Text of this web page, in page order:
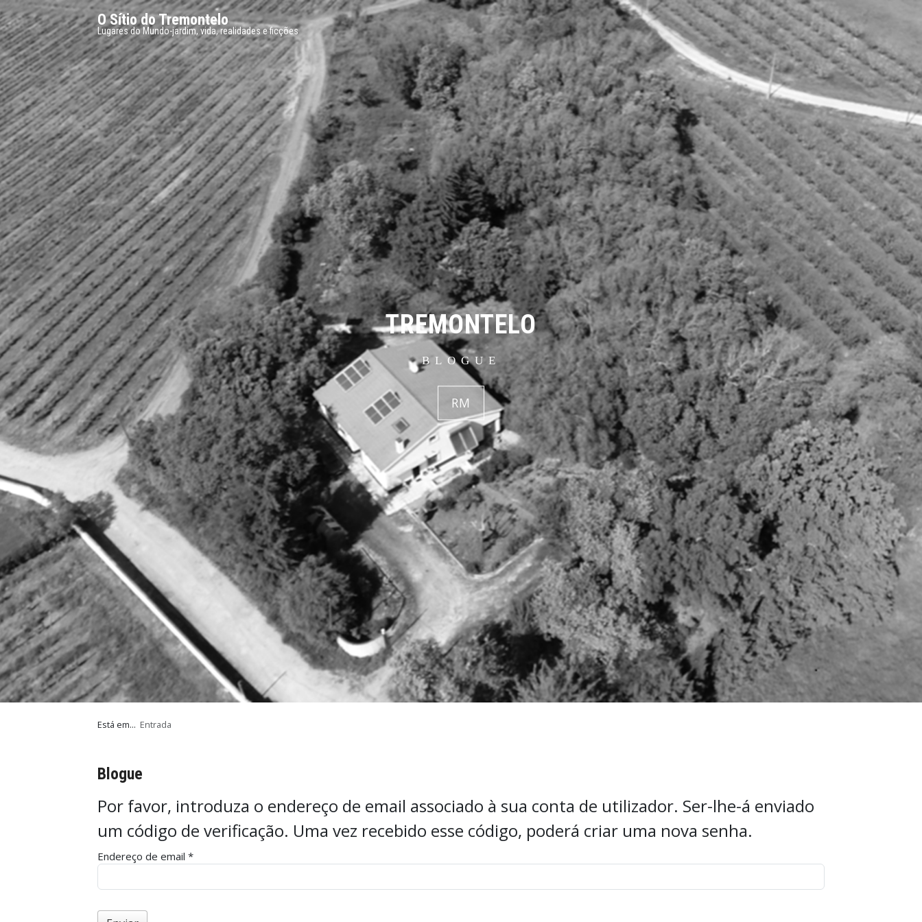
O Sítio do Tremontelo
Lugares do Mundo-jardim, vida, realidades e ficções
TREMONTELO
BLOGUE
RM
Está em... Entrada
Blogue
Por favor, introduza o endereço de email associado à sua conta de utilizador. Ser-lhe-á enviado
um código de verificação. Uma vez recebido esse código, poderá criar uma nova senha.
Endereço de email *